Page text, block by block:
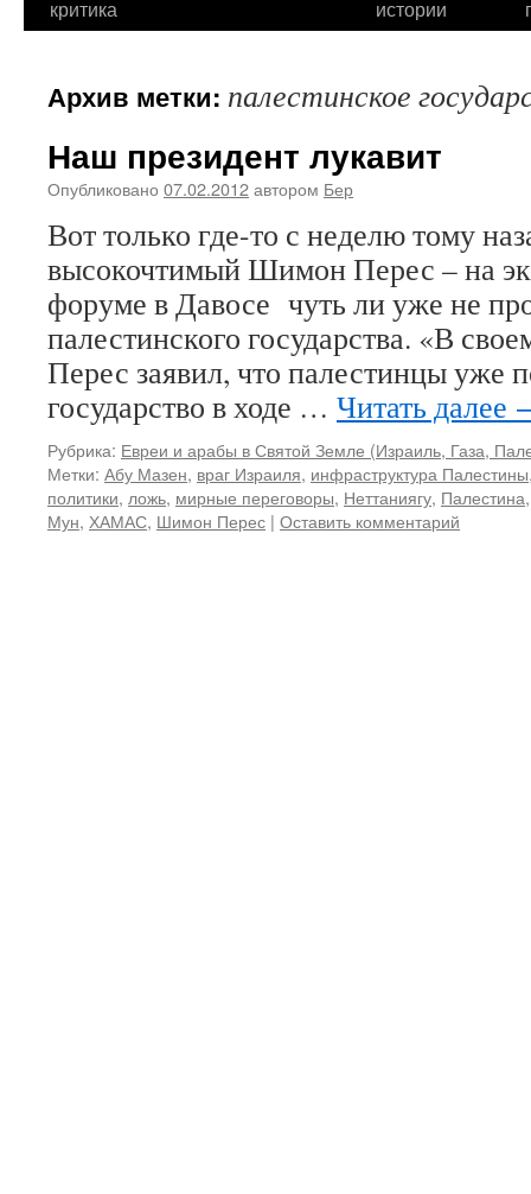
критика
истории
Архив метки: палестинское
Наш президент лукавит
Опубликовано 07.02.2012автором Бер
Вот только где-то с неделю тому
высокочтимый Шимон Перес – на
форуме в Давосе чуть ли уже не
палестинского государства. «В
Перес заявил, что палестинцы уже
государство в ходе … Читать далее
Рубрика: Евреи и арабы в Святой Земле (Израиль, Газа,
Метки: Абу Мазен, враг Израиля, инфраструктура Палестины
политики, ложь, мирные переговоры, Неттаниягу, Палестина
Мун, ХАМАС, Шимон Перес | Оставить комментарий